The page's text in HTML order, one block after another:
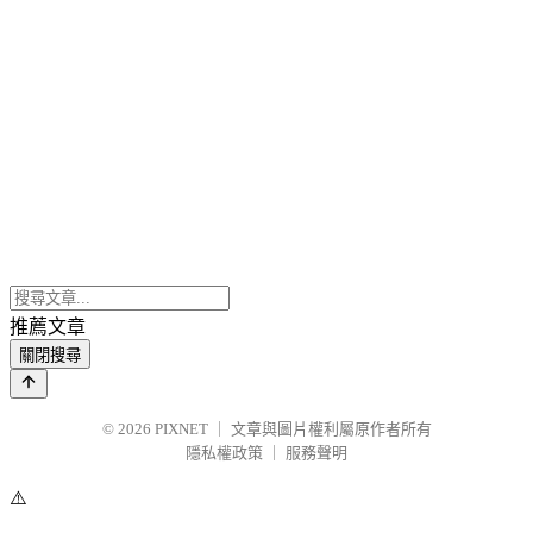
推薦文章
關閉搜尋
© 2026 PIXNET
文章與圖片權利屬原作者所有
隱私權政策
服務聲明
⚠️